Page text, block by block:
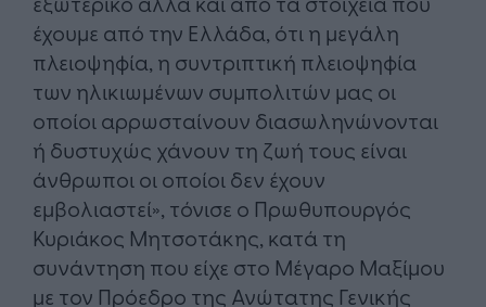
έχουμε από την Ελλάδα, ότι η μεγάλη
πλειοψηφία, η συντριπτική πλειοψηφία
των ηλικιωμένων συμπολιτών μας οι
οποίοι αρρωσταίνουν διασωληνώνονται
ή δυστυχώς χάνουν τη ζωή τους είναι
άνθρωποι οι οποίοι δεν έχουν
εμβολιαστεί», τόνισε ο Πρωθυπουργός
Κυριάκος Μητσοτάκης, κατά τη
συνάντηση που είχε στο Μέγαρο Μαξίμου
με τον Πρόεδρο της Ανώτατης Γενικής